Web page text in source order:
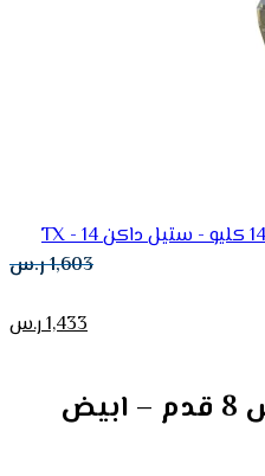
1,603ر.س
1,433ر.س
ثلاجة بابين نيو هاوس 8 قدم – ابيض